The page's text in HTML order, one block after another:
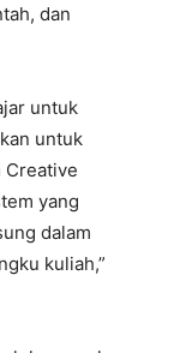
dan
untuk
untuk
Creative
yang
dalam
kuliah,”